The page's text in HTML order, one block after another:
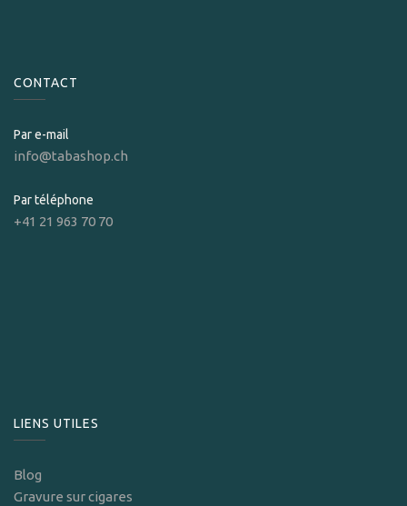
CONTACT
Par e-mail
info@tabashop.ch
Par téléphone
+41 21 963 70 70
LIENS UTILES
Blog
Gravure sur cigares